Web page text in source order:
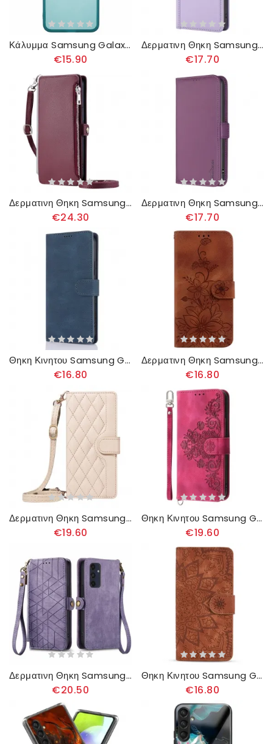
Κάλυμμα Samsung Galaxy A16 5g Διαφανές Φιμέ
€15.90
Δερματινη Θηκη Samsung Galaxy A16 5g Πορτοφόλι Με Λουράκι
€17.70
Δερματινη Θηκη Samsung Galaxy A16 5g Πορτοφόλι Με Λουρί Και Ιμάντα Ώμου Σιλικόνης
€24.30
Δερματινη Θηκη Samsung Galaxy A16 5g Διπλό Κούμπωμα Binfen Color
€17.70
Θηκη Κινητου Samsung Galaxy A16 5g Θήκες Κινητών Πορτοφόλι Hunger Effect
€16.80
Δερματινη Θηκη Samsung Galaxy A16 5g Λουλούδια Κρίνου Σιλικόνης
€16.80
Δερματινη Θηκη Samsung Galaxy A16 5g Γεμισμένο Με Λουρί Και Ιμάντα Ώμου
€19.60
Θηκη Κινητου Samsung Galaxy A16 5g Θήκες Κινητών Μοτίβο Δαντέλας Με Λουράκι Και Ιμάντα Ώμου
€19.60
Δερματινη Θηκη Samsung Galaxy A16 5g Πορτοφόλι Με Γεωμετρικό Μοτίβο
€20.50
Θηκη Κινητου Samsung Galaxy A16 5g Floral Pattern
€16.80